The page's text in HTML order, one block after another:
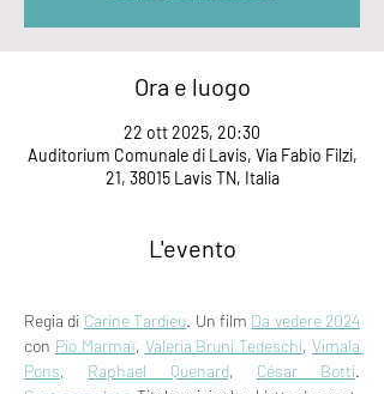
Ora e luogo
22 ott 2025, 20:30
Auditorium Comunale di Lavis, Via Fabio Filzi,
21, 38015 Lavis TN, Italia
L'evento
Regia di Carine Tardieu. Un film Da vedere 2024
con Pio Marmaï, Valeria Bruni Tedeschi, Vimala
Pons, Raphael Quenard, César Botti